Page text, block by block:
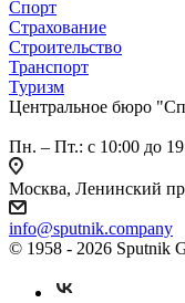
Спорт
Страхование
Строительство
Транспорт
Туризм
Центральное бюро
Пн. – Пт.: с 10:00 до
Москва, Ленинский
info@sputnik.company
© 1958 - 2026 Sputnik